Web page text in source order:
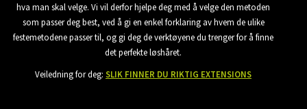
hva man skal velge. Vi vil derfor hjelpe deg med å velge den metoden
som passer deg best, ved å gi en enkel forklaring av hvem de ulike
festemetodene passer til, og gi deg de verktøyene du trenger for å finne
det perfekte løshåret.
Veiledning for deg: SLIK FINNER DU RIKTIG EXTENSIONS